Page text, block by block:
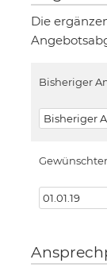
Die
Bisheriger